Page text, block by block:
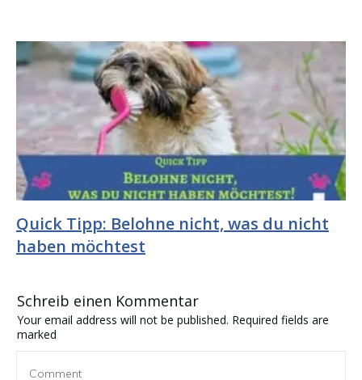
Quick Tipp: Belohne nicht, was du nicht
haben möchtest
Schreib einen Kommentar
Your email address will not be published. Required fields are
marked